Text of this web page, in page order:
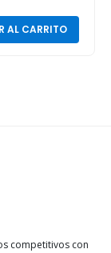
AL CARRITO
competitivos con